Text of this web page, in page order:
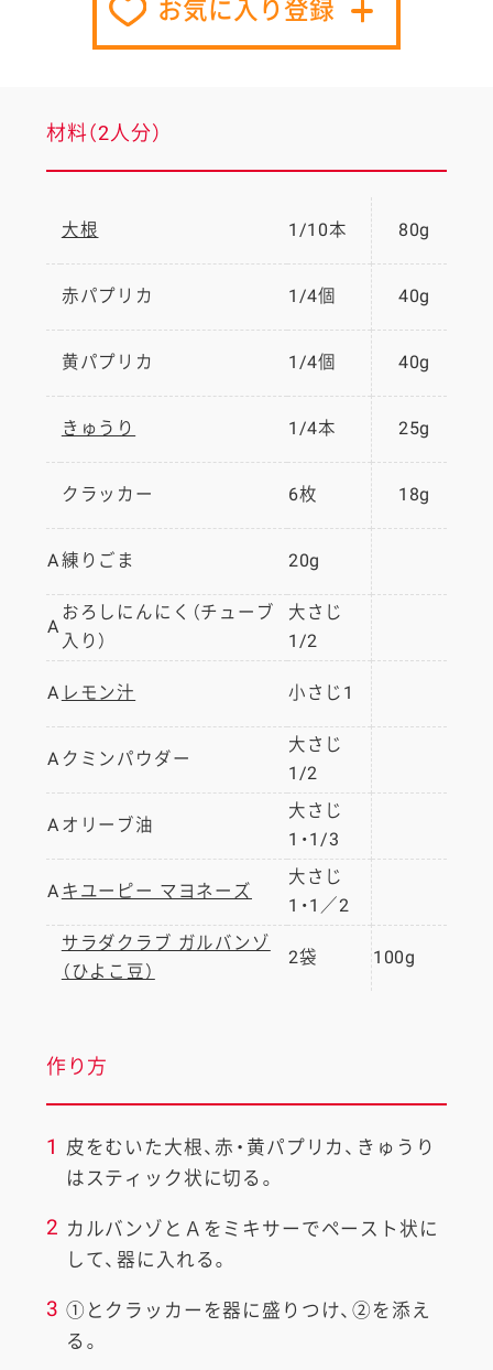
お気に入り登録
材料（2人分）
大根 1/10本 80g
赤パプリカ 1/4個 40g
黄パプリカ 1/4個 40g
きゅうり 1/4本 25g
クラッカー 6枚 18g
A練りごま 20g
A
おろしにんにく（チューブ
入り）
大さじ
1/2
A レモン汁 小さじ1
A クミンパウダー
大さじ
1/2
A オリーブ油
大さじ
1・1/3
A キユーピー マヨネーズ
大さじ
1・1／2
サラダクラブ ガルバンゾ
（ひよこ豆）
2袋 100g
作り方
1 皮をむいた大根、赤・黄パプリカ、きゅうり
はスティック状に切る。
2 カルバンゾとＡをミキサーでペースト状に
して、器に入れる。
3 ①とクラッカーを器に盛りつけ、②を添え
る。